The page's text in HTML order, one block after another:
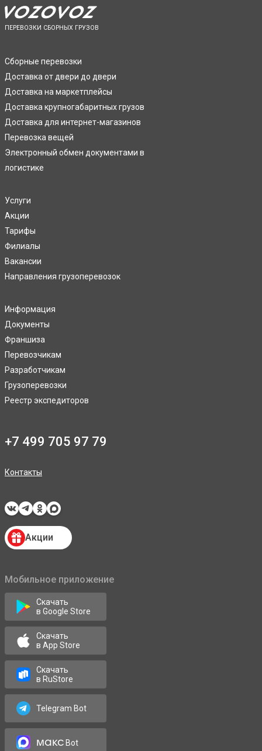
ПЕРЕВОЗКИ СБОРНЫХ ГРУЗОВ
Сборные перевозки
Доставка от двери до двери
Доставка на маркетплейсы
Доставка крупногабаритных грузов
Доставка для интернет-магазинов
Перевозка вещей
Электронный обмен документами в
логистике
Услуги
Акции
Тарифы
Филиалы
Вакансии
Направления грузоперевозок
Информация
Документы
Франшиза
Перевозчикам
Разработчикам
Грузоперевозки
Реестр экспедиторов
+7 499 705 97 79
Контакты
Акции
Мобильное приложение
Скачать
в Google Store
Скачать
в App Store
Скачать
в RuStore
Telegram Bot
максBot